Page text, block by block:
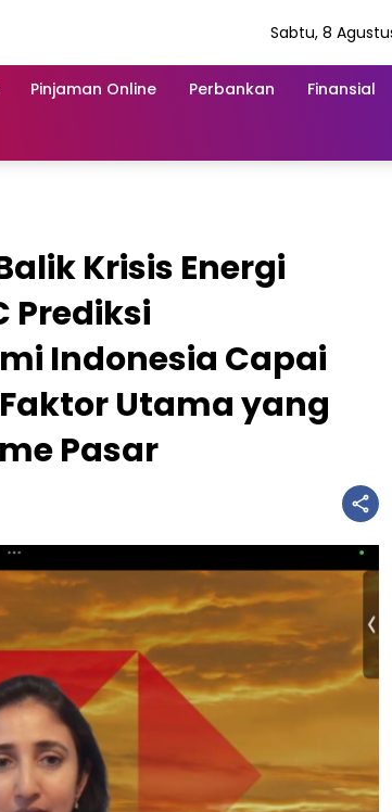
Sabtu, 8
Pinjaman Online Perbankan Finansial
Krisis Energi
Prediksi
Indonesia Capai
Utama yang
Pasar